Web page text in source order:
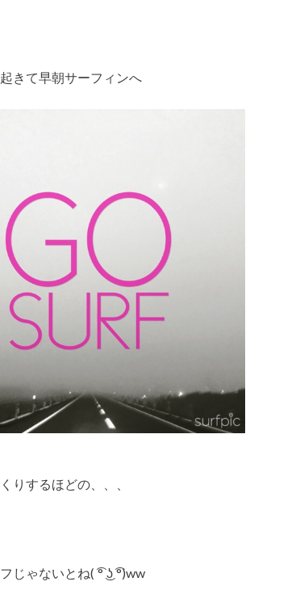
きて早朝サーフィンへ
りするほどの、、、
じゃないとね( ͡° ͜ʖ ͡°)ww